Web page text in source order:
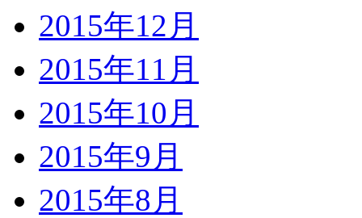
2015年12月
2015年11月
2015年10月
2015年9月
2015年8月